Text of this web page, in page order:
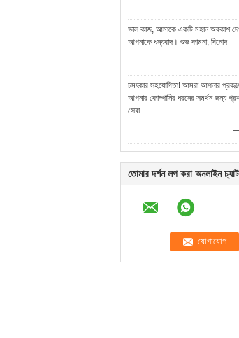
ভাল কাজ, আমাকে একটি মহান অবকাশ
আপনাকে ধন্যবাদ। শুভ কামনা, বিনোদ
——
চমৎকার সহযোগিতা! আমরা আপনার
আপনার কোম্পানির ধরনের সমর্থন জন্য
সেবা
তোমার দর্শন লগ করা অনলাইন